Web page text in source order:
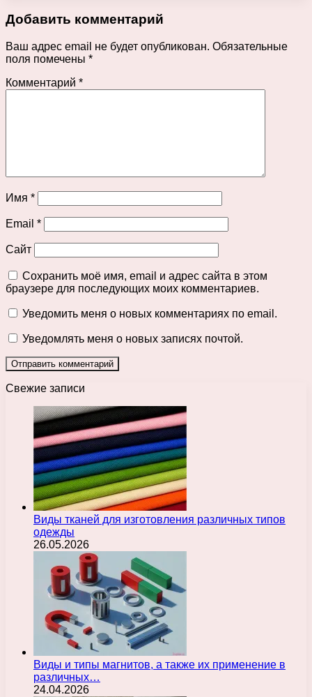
Добавить комментарий
Ваш адрес email не будет опубликован. Обязательные
поля помечены *
Комментарий *
Имя *
Email *
Сайт
Сохранить моё имя, email и адрес сайта в этом
браузере для последующих моих комментариев.
Уведомить меня о новых комментариях по email.
Уведомлять меня о новых записях почтой.
Свежие записи
Виды тканей для изготовления различных типов
одежды
26.05.2026
Виды и типы магнитов, а также их применение в
различных…
24.04.2026